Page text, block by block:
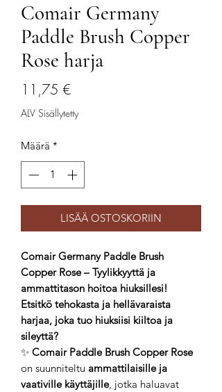
Comair Germany
Paddle Brush Copper
Rose harja
11,75 €Hinta
ALV Sisällytetty
Määrä *
LISÄÄ OSTOSKORIIN
Comair Germany Paddle Brush
Copper Rose – Tyylikkyyttä ja
ammattitason hoitoa hiuksillesi!
Etsitkö tehokasta ja hellävaraista
harjaa, joka tuo hiuksiisi kiiltoa ja
sileyttä?
✨ Comair Paddle Brush Copper Rose
on suunniteltu ammattilaisille ja
vaativille käyttäjille, jotka haluavat